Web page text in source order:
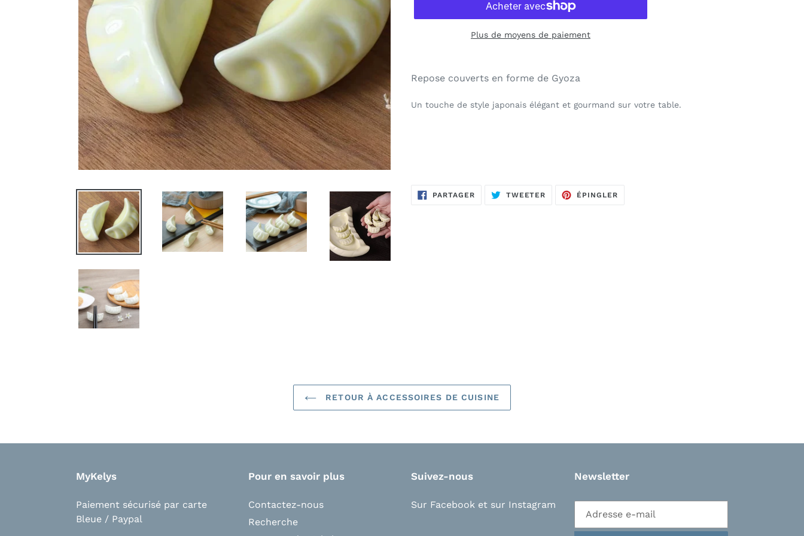
Plus de moyens de paiement
Repose couverts en forme de Gyoza
Un touche de style japonais élégant et gourmand sur votre table.
PARTAGERPARTAGER
SUR
TWEETER TWEETERÉPINGLER
RETOUR À ACCESSOIRES DE CUISINE
MyKelys
Paiement sécurisé par carte
Bleue / Paypal
Pour en savoir plus
Contactez-nous
Recherche
Suivez-nous
Sur Facebook et sur Instagram
Newsletter